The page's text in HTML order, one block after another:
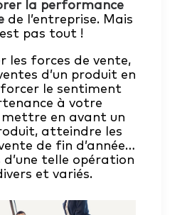
la performance
de l’entreprise. Mais
pas tout !
les forces de vente,
d’un produit en
le sentiment
à votre
en avant un
atteindre les
de fin d’année…
telle opération
et variés.